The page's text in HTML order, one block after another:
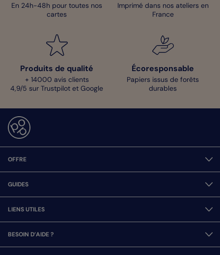
En 24h-48h pour toutes nos
cartes
Imprimé dans nos ateliers en
France
Produits de qualité
+ 14000 avis clients
4,9/5 sur Trustpilot et Google
Écoresponsable
Papiers issus de forêts
durables
OFFRE
GUIDES
LIENS UTILES
BESOIN D’AIDE ?